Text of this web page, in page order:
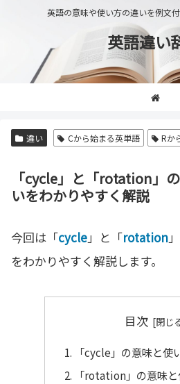
英語の意味や使い方の違いを例文
英語違い
違い Cから始まる英単語 Rか
「cycle」と「rotation」
いをわかりやすく解説
今回は「cycle」と「rotation
をわかりやすく解説します。
目次
「cycle」の意味と使
「rotation」の意味